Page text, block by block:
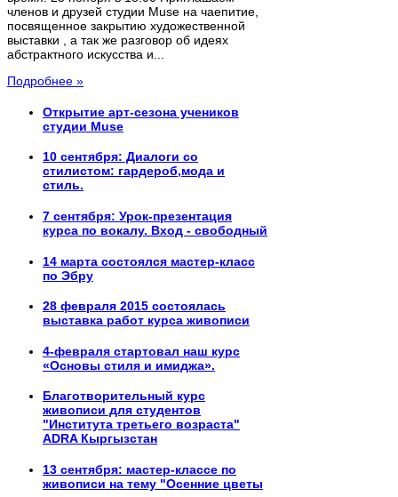
членов и друзей студии Muse на чаепитие,
посвященное закрытию художественной
выставки , а так же разговор об идеях
абстрактного искусства и...
Подробнее »
Открытие арт-сезона учеников
студии Muse
10 сентября: Диалоги со
стилистом: гардероб,мода и
стиль.
7 сентября: Урок-презентация
курса по вокалу. Вход - свободный
14 марта состоялся мастер-класс
по Эбру
28 февраля 2015 состоялась
выставка работ курса живописи
4-февраля стартовал наш курс
«Основы стиля и имиджа».
Благотворительный курс
живописи для студентов
"Института третьего возраста"
ADRA Кыргызстан
13 сентября: мастер-классе по
живописи на тему "Осенние цветы